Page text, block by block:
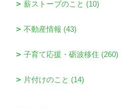
薪ストーブのこと (10)
不動産情報 (43)
子育て応援・砺波移住 (260)
片付けのこと (14)